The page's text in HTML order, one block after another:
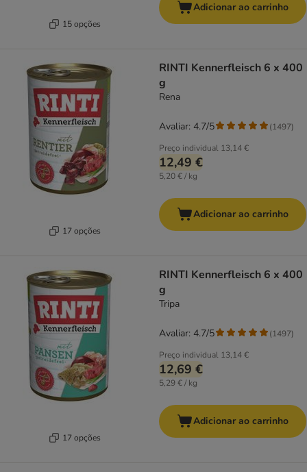
15 opções
Adicionar ao carrinho
17 opções
RINTI Kennerfleisch 6 x 400
g
Rena
Preço individual 13,14 €
12,49 €
5,20 € / kg
Avaliar: 4.7/5 (1497)
Adicionar ao carrinho
17 opções
RINTI Kennerfleisch 6 x 400
g
Tripa
Preço individual 13,14 €
12,69 €
5,29 € / kg
Avaliar: 4.7/5 (1497)
Adicionar ao carrinho